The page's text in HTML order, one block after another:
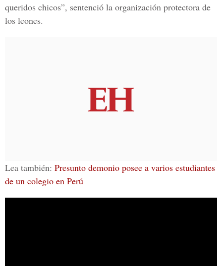
queridos chicos”, sentenció la organización protectora de
los leones.
Lea también: Presunto demonio posee a varios estudiantes
de un colegio en Perú